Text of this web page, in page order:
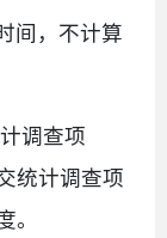
间，不计算
调查项
统计调查项
。